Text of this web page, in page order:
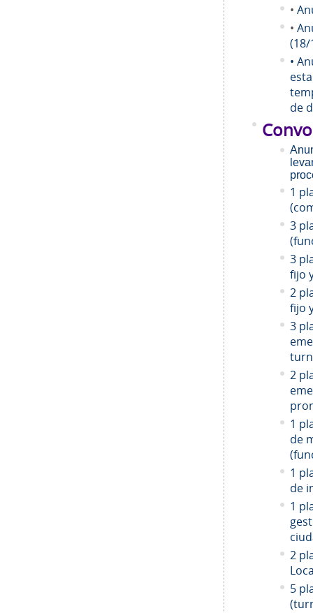
•
•
(18/
•
de
1
3
3
fijo
2
fijo
3
2
1
de
1
de
1
2
5